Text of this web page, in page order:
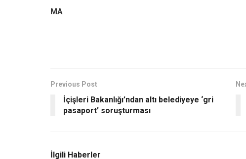
MA
Previous Post
İçişleri Bakanlığı’ndan altı belediyeye ‘gri
pasaport’ soruşturması
İlgili Haberler